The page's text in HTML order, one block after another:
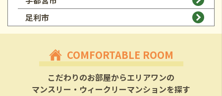
足利市
COMFORTABLE ROOM
こだわりのお部屋からエリアワンの
マンスリー・ウィークリーマンションを探す